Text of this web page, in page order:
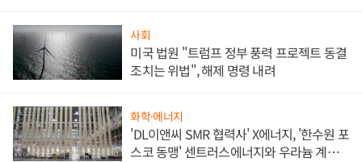
사회
미국 법원 "트럼프 정부 풍력 프로젝트 동결
조치는 위법", 해제 명령 내려
화학·에너지
'DL이앤씨 SMR 협력사' X에너지, '한수원 포
스코 동맹' 센트러스에너지와 우라늄 계약